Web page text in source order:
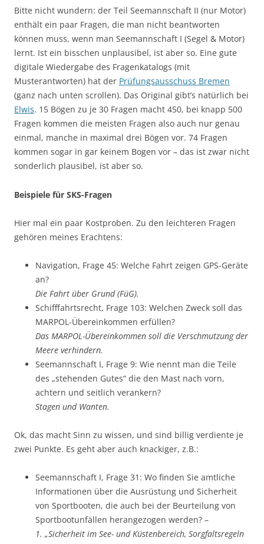
Bitte nicht wundern: der Teil Seemannschaft II (nur Motor)
enthält ein paar Fragen, die man nicht beantworten
können muss, wenn man Seemannschaft I (Segel & Motor)
lernt. Ist ein bisschen unplausibel, ist aber so. Eine gute
digitale Wiedergabe des Fragenkatalogs (mit
Musterantworten) hat der Prüfungsausschuss Bremen
(ganz nach unten scrollen). Das Original gibt’s natürlich bei
Elwis. 15 Bögen zu je 30 Fragen macht 450, bei knapp 500
Fragen kommen die meisten Fragen also auch nur genau
einmal, manche in maximal drei Bögen vor. 74 Fragen
kommen sogar in gar keinem Bogen vor – das ist zwar nicht
sonderlich plausibel, ist aber so.
Beispiele für SKS-Fragen
Hier mal ein paar Kostproben. Zu den leichteren Fragen
gehören meines Erachtens:
Navigation, Frage 45: Welche Fahrt zeigen GPS-Geräte
an?
Die Fahrt über Grund (FüG).
Schifffahrtsrecht, Frage 103: Welchen Zweck soll das
MARPOL-Übereinkommen erfüllen?
Das MARPOL-Übereinkommen soll die Verschmutzung der
Meere verhindern.
Seemannschaft I, Frage 9: Wie nennt man die Teile
des „stehenden Gutes“ die den Mast nach vorn,
achtern und seitlich verankern?
Stagen und Wanten.
Ok, das macht Sinn zu wissen, und sind billig verdiente je
zwei Punkte. Es geht aber auch knackiger, z.B.:
Seemannschaft I, Frage 31: Wo finden Sie amtliche
Informationen über die Ausrüstung und Sicherheit
von Sportbooten, die auch bei der Beurteilung von
Sportbootunfällen herangezogen werden? –
1. „Sicherheit im See- und Küstenbereich, Sorgfaltsregeln